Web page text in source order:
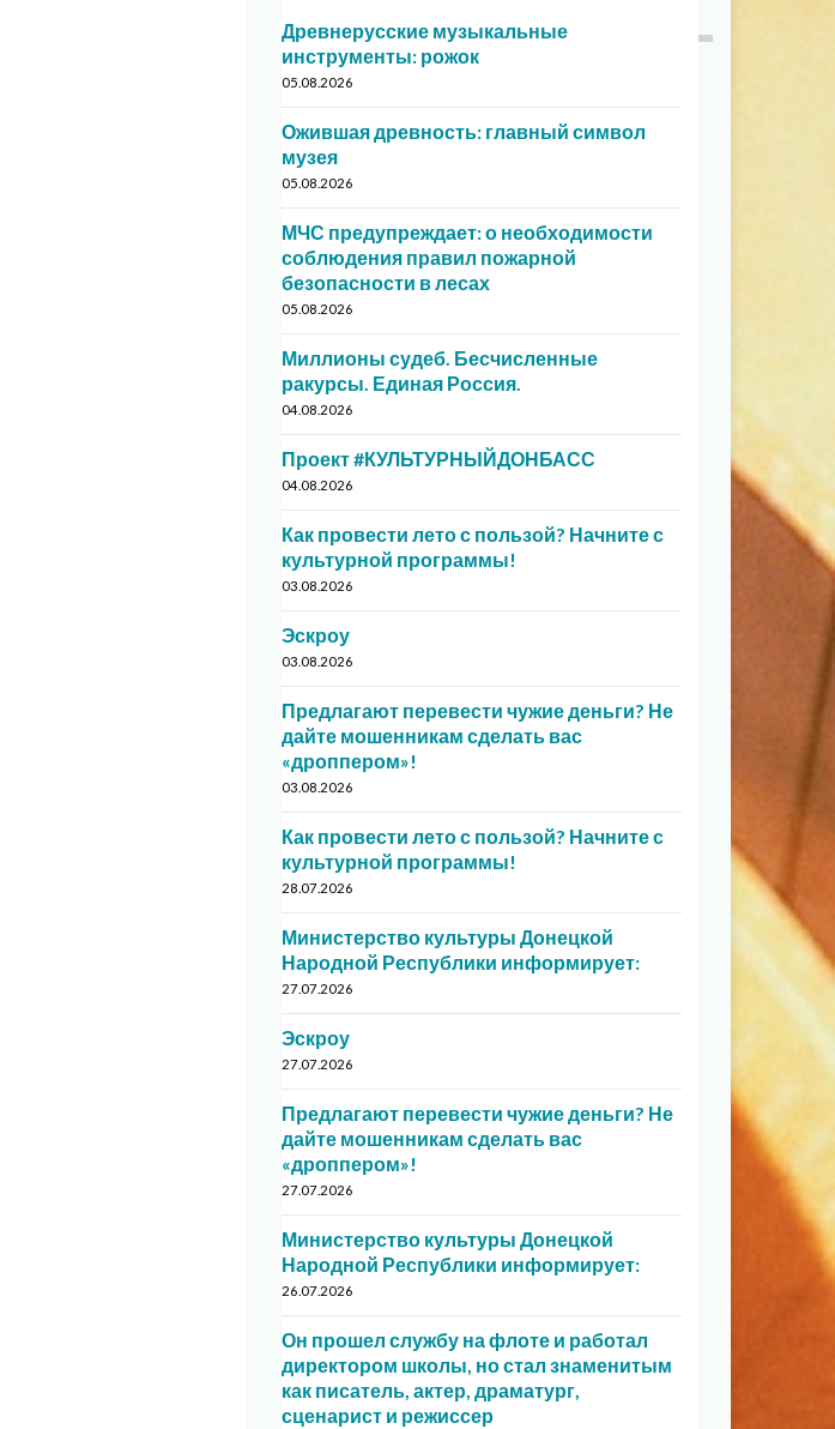
Древнерусские музыкальные
инструменты: рожок
05.08.2026
Ожившая древность: главный символ
музея
05.08.2026
МЧС предупреждает: о необходимости
соблюдения правил пожарной
безопасности в лесах
05.08.2026
Миллионы судеб. Бесчисленные
ракурсы. Единая Россия.
04.08.2026
Проект #КУЛЬТУРНЫЙДОНБАСС
04.08.2026
Как провести лето с пользой? Начните с
культурной программы!
03.08.2026
Эскроу
03.08.2026
Предлагают перевести чужие деньги? Не
дайте мошенникам сделать вас
«дроппером»!
03.08.2026
Как провести лето с пользой? Начните с
культурной программы!
28.07.2026
Министерство культуры Донецкой
Народной Республики информирует:
27.07.2026
Эскроу
27.07.2026
Предлагают перевести чужие деньги? Не
дайте мошенникам сделать вас
«дроппером»!
27.07.2026
Министерство культуры Донецкой
Народной Республики информирует:
26.07.2026
Он прошел службу на флоте и работал
директором школы, но стал знаменитым
как писатель, актер, драматург,
сценарист и режиссер